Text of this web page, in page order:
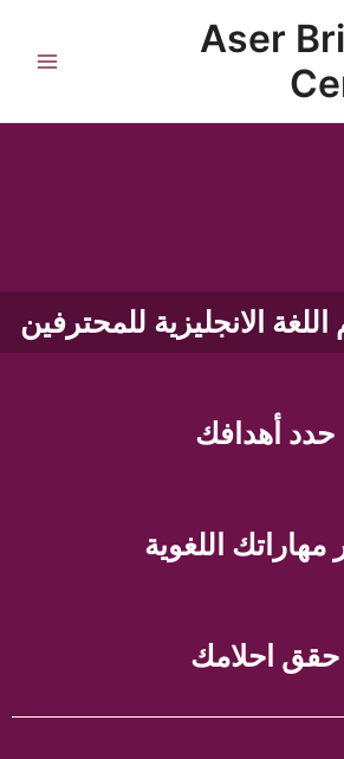
Aser
الانجليزية للمحترفين
حدد أهدافك
اللغوية
حقق احلامك